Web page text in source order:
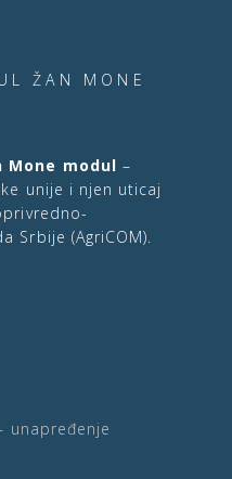
ŽAN MONE
Mone modul –
unije i njen uticaj
Srbije (AgriCOM).
unapređenje